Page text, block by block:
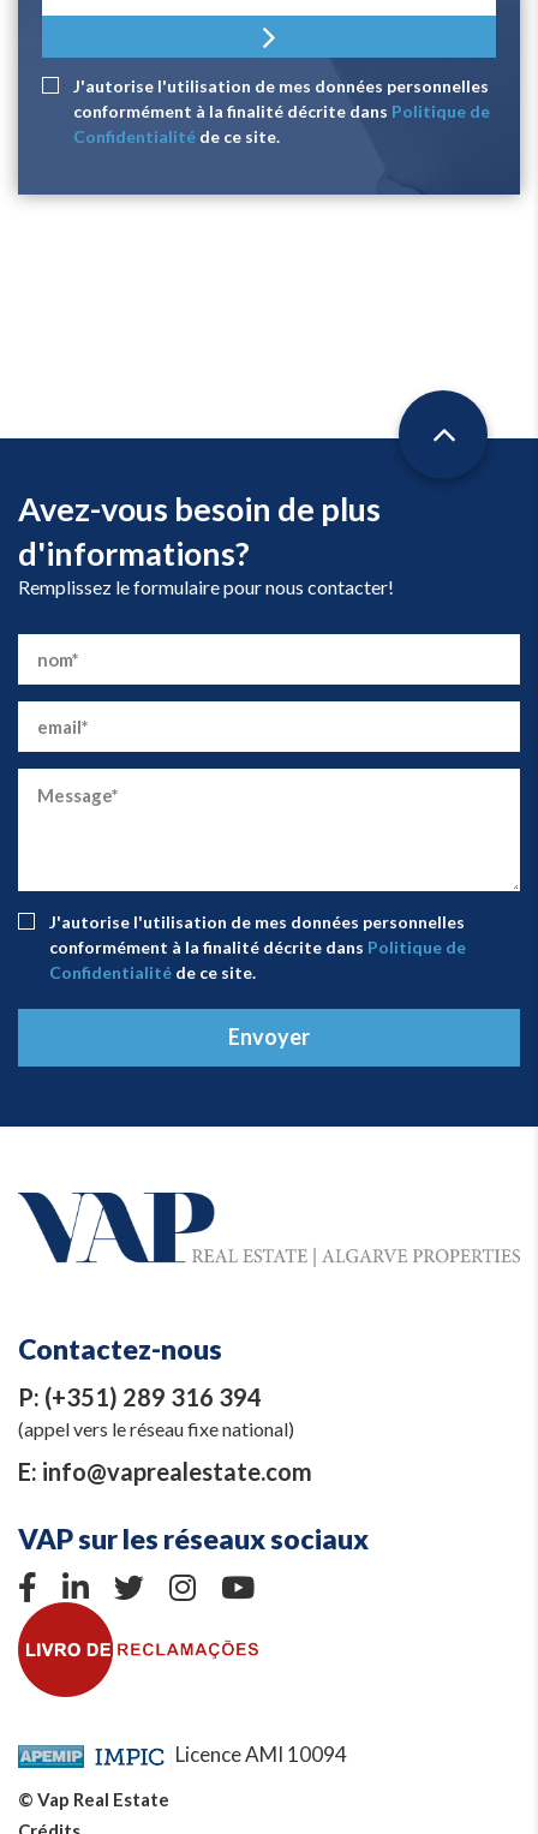
J'autorise l'utilisation de mes données personnelles
conformément à la finalité décrite dans Politique de
Confidentialité de ce site.
Contactez-nous
P: (+351) 289 316 394
(appel vers le réseau fixe national)
E: info@vaprealestate.com
VAP sur les réseaux sociaux
Licence AMI 10094
© Vap Real Estate
Avez-vous besoin de plus
d'informations?
Remplissez le formulaire pour nous contacter!
J'autorise l'utilisation de mes données personnelles
conformément à la finalité décrite dans Politique de
Confidentialité de ce site.
Envoyer